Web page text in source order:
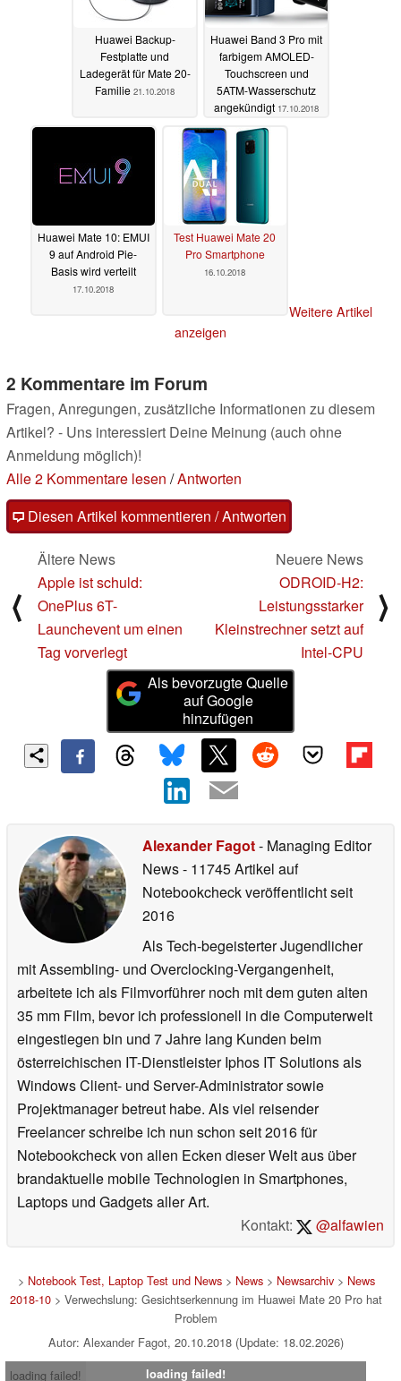
Huawei Backup-
Festplatte und
Ladegerät für Mate 20-
Familie 21.10.2018
Huawei Band 3 Pro mit
farbigem AMOLED-
Touchscreen und
5ATM-Wasserschutz
angekündigt 17.10.2018
Huawei Mate 10: EMUI
9 auf Android Pie-
Basis wird verteilt
17.10.2018
Test Huawei Mate 20
Pro Smartphone
16.10.2018
Weitere Artikel
anzeigen
2 Kommentare im Forum
Fragen, Anregungen, zusätzliche Informationen zu diesem
Artikel? - Uns interessiert Deine Meinung (auch ohne
Anmeldung möglich)!
Alle 2 Kommentare lesen /Antworten
Diesen Artikel kommentieren / Antworten
⟨
Ältere News
Apple ist schuld:
OnePlus 6T-
Launchevent um einen
Tag vorverlegt
Neuere News
ODROID-H2:
Leistungsstarker
Kleinstrechner setzt auf
Intel-CPU
⟩
Als bevorzugte Quelle
auf Google
hinzufügen
Alexander Fagot- Managing Editor
News- 11745 Artikel auf
Notebookcheck veröffentlichtseit
2016
Als Tech-begeisterter Jugendlicher
mit Assembling- und Overclocking-Vergangenheit,
arbeitete ich als Filmvorführer noch mit dem guten alten
35 mm Film, bevor ich professionell in die Computerwelt
eingestiegen bin und 7 Jahre lang Kunden beim
österreichischen IT-Dienstleister Iphos IT Solutions als
Windows Client- und Server-Administrator sowie
Projektmanager betreut habe. Als viel reisender
Freelancer schreibe ich nun schon seit 2016 für
Notebookcheck von allen Ecken dieser Welt aus über
brandaktuelle mobile Technologien in Smartphones,
Laptops und Gadgets aller Art.
Kontakt:
@alfawien
> Notebook Test, Laptop Test und News> News> Newsarchiv> News
2018-10 > Verwechslung: Gesichtserkennung im Huawei Mate 20 Pro hat
Problem
Autor: Alexander Fagot, 20.10.2018 (Update: 18.02.2026)
loading failed!
loading failed!